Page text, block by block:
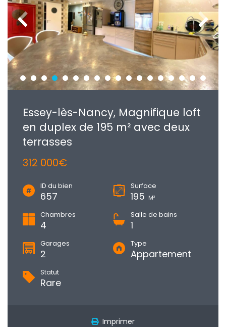
Essey-lès-Nancy, Magnifique loft
en duplex de 195 m² avec deux
terrasses
312 000€
ID du bien
657
Surface
195 M²
Chambres
4
Salle de bains
1
Garages
2
Type
Appartement
Statut
Rare
Imprimer